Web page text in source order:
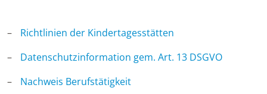
Richtlinien der Kindertagesstätten
Datenschutzinformation gem. Art. 13 DSGVO
Nachweis Berufstätigkeit